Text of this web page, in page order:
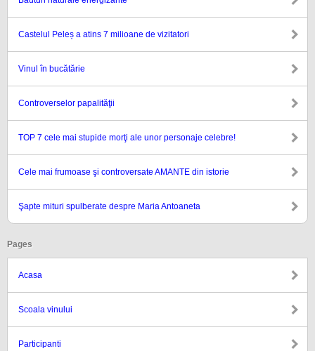
Castelul Peleș a atins 7 milioane de vizitatori
Vinul în bucătărie
Controverselor papalităţii
TOP 7 cele mai stupide morţi ale unor personaje celebre!
Cele mai frumoase şi controversate AMANTE din istorie
Şapte mituri spulberate despre Maria Antoaneta
Pages
Acasa
Scoala vinului
Participanti